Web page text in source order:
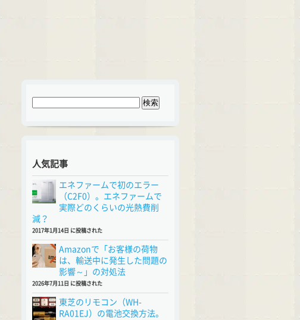
人気記事
エネファームで初のエラー
（C2F0）。エネファームで
実際どのくらいの光熱費削
減？
2017年1月14日 に投稿された
Amazonで「お客様の荷物
は、輸送中に発生した問題の
影響～」の対処法
2026年7月11日 に投稿された
東芝のリモコン（WH-
RA01EJ）の電池交換方法。